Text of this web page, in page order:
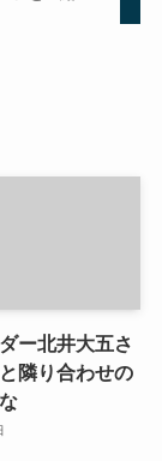
ー北井大五さ
隣り合わせの